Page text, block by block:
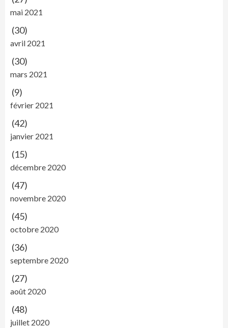
mai 2021
(30)
avril 2021
(30)
mars 2021
(9)
février 2021
(42)
janvier 2021
(15)
décembre 2020
(47)
novembre 2020
(45)
octobre 2020
(36)
septembre 2020
(27)
août 2020
(48)
juillet 2020